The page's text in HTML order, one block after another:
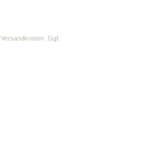
Versandkosten. Ggf.